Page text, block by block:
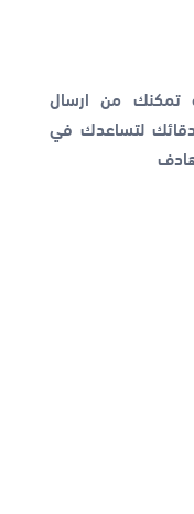
تمكنك من ارسال
لتساعدك في